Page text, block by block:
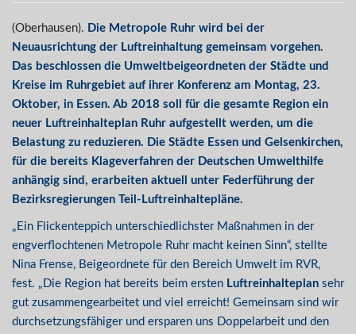
(Oberhausen). Die Metropole Ruhr wird bei der
Neuausrichtung der Luftreinhaltung gemeinsam vorgehen.
Das beschlossen die Umweltbeigeordneten der Städte und
Kreise im Ruhrgebiet auf ihrer Konferenz am Montag, 23.
Oktober, in Essen. Ab 2018 soll für die gesamte Region ein
neuer Luftreinhalteplan Ruhr aufgestellt werden, um die
Belastung zu reduzieren. Die Städte Essen und Gelsenkirchen,
für die bereits Klageverfahren der Deutschen Umwelthilfe
anhängig sind, erarbeiten aktuell unter Federführung der
Bezirksregierungen Teil-Luftreinhaltepläne.
„Ein Flickenteppich unterschiedlichster Maßnahmen in der
engverflochtenen Metropole Ruhr macht keinen Sinn“, stellte
Nina Frense, Beigeordnete für den Bereich Umwelt im RVR,
fest. „Die Region hat bereits beim ersten Luftreinhalteplan sehr
gut zusammengearbeitet und viel erreicht! Gemeinsam sind wir
durchsetzungsfähiger und ersparen uns Doppelarbeit und den